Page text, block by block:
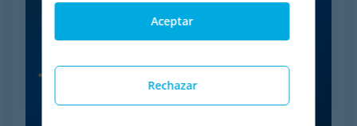
Rechazar
Aceptar